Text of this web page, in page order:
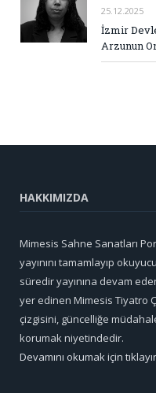
25.12.2025
İzmir
Arzunun
HAKKIMIZDA
Mimesis Sahne Sanatları
yayınını tamamlayıp
süredir yayınına devam
yer edinen Mimesis Tiyatro
çizgisini, güncelliğe
korumak niyetindedir.
Devamını okumak için